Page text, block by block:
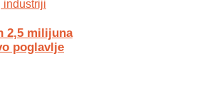
2,5 milijuna
poglavlje